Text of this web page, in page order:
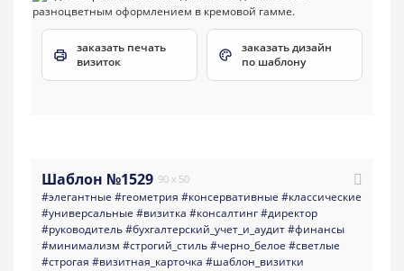
заказать печать
визиток
заказать дизайн
по шаблону
Шаблон №1529 90 x 50
#элегантные #геометрия #консервативные #классические
#универсальные #визитка #консалтинг#директор
#руководитель#бухгалтерский_учет_и_аудит#финансы
#минимализм #строгий_стиль#черно_белое #светлые
#строгая #визитная_карточка #шаблон_визитки